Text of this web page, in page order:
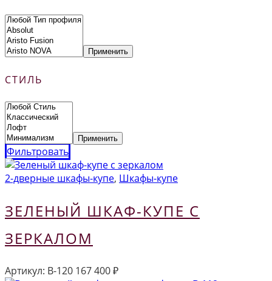
Применить
СТИЛЬ
Применить
Фильтровать
2-дверные шкафы-купе, Шкафы-купе
ЗЕЛЕНЫЙ ШКАФ-КУПЕ С
ЗЕРКАЛОМ
Артикул: В-120 167 400₽